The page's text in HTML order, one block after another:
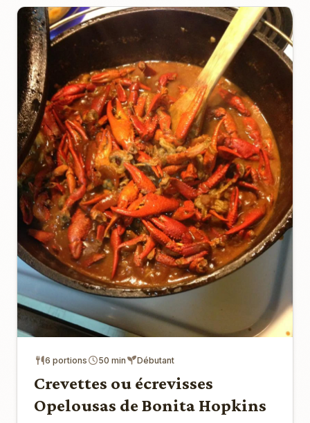
6 portions 50 min Débutant
Crevettes ou écrevisses
Opelousas de Bonita Hopkins